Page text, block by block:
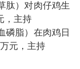
肽）对肉仔鸡生
， 主持
磷脂）在肉鸡日
万元， 主持